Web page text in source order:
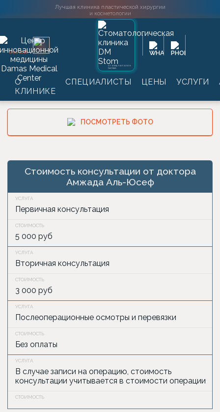
Лучшая клиника пластической хирургии
и косметологии
SINCE2016
СТОМАТОЛОГИЯ
DAMAS
О
КЛИНИКЕ
СПЕЦИАЛИСТЫ ЦЕНЫ УСЛУГИ
Главная →Цены Пластическая хирургия →Амжад Аль-
Юсеф →Мужская пластика тела
Мужская пластика тела
ПОСМОТРЕТЬ ФОТО
Стоимость консультации от доктора
Амжада Аль-Юсеф
Первичная консультация
5 000 руб
Вторичная консультация
3 000 руб
Послеоперационные осмотры и перевязки
Без оплаты
В случае записи на операцию, стоимость
консультации учитывается в стоимости операции